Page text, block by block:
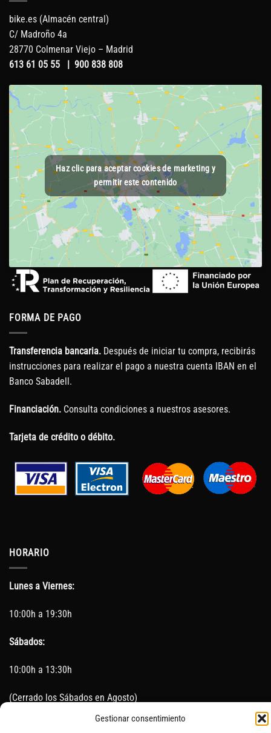
Gestionar consentimiento
bike.es (Almacén central)
C/ Madroño 4a
28770 Colmenar Viejo – Madrid
613 61 05 55 | 900 838 808
Haz clic para aceptar cookies de marketing y
permitir este contenido
FORMA DE PAGO
Transferencia bancaria. Después de iniciar tu compra, recibirás
instrucciones para realizar el pago a nuestra cuenta IBAN en el
Banco Sabadell.
Financiación. Consulta condiciones a nuestros asesores.
Tarjeta de crédito o débito.
HORARIO
Lunes a Viernes:
10:00h a 19:30h
Sábados:
10:00h a 13:30h
(Cerrado los Sábados en Agosto)
Sin servicio de taller del 15 de Agosto al 5 de septiembre